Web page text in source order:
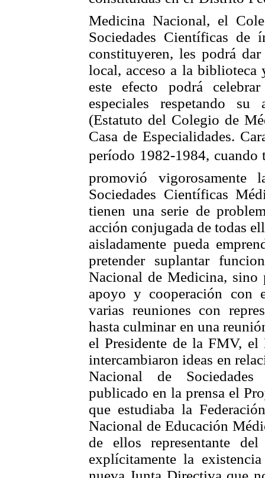
Medicina Nacional, el
Sociedades Científicas de
constituyeren, les podrá
local, acceso a la biblioteca
este efecto podrá
especiales respetando
(Estatuto del Colegio de
Casa de Especialidades.
período 1982-1984, cuando
promovió
Sociedades Científicas
tienen una serie de
acción conjugada de todas
aisladamente pueda
pretender suplantar
Nacional de Medicina, sino
apoyo y cooperación con
varias reuniones con
hasta culminar en una
el Presidente de la FMV, el
intercambiaron ideas en
Nacional de Sociedades
publicado en la prensa el
que estudiaba la
Nacional de Educación
de ellos representante
explícitamente la